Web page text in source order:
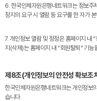
6. 한국인체자원은행네트워크는 정보주
정지의 요구 시 열람 등 요구를 한 자가
7. 개인정보 열람 및 정정은 홈페이지 내
지(삭제)는 홈페이지 내 “회원탈퇴” 기
제8조(개인정보의 안전성 확보조
한국인체자원은행네트워크는 개인정보
습니다.